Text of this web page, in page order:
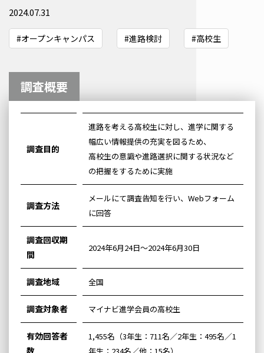
2024.07.31
#オープンキャンパス #進路検討 #高校生
調査概要
調査目的
進路を考える高校生に対し、進学に関する
幅広い情報提供の充実を図るため、
高校生の意識や進路選択に関する状況など
の把握をするために実施
調査方法
メールにて調査告知を行い、Webフォーム
に回答
調査回収期
間
2024年6月24日～2024年6月30日
調査地域 全国
調査対象者 マイナビ進学会員の高校生
有効回答者
数
1,455名（3年生：711名／2年生：495名／1